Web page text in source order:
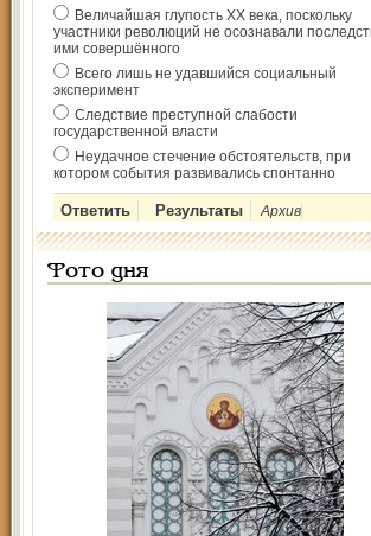
Величайшая глупость ХХ века, поскольку
участники революций не осознавали
ими совершённого
Всего лишь не удавшийся социальный
эксперимент
Следствие преступной слабости
государственной власти
Неудачное стечение обстоятельств, при
котором события развивались спонтанно
Архив
Фото дня